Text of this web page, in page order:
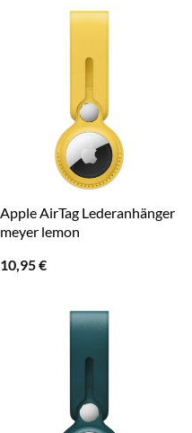
Apple AirTag Lederanhänger
meyer lemon
10,95€